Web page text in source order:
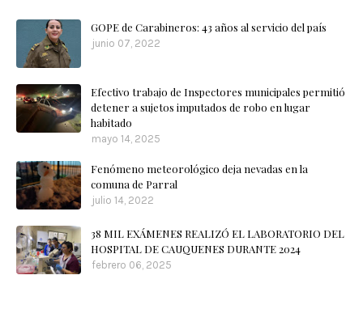
GOPE de Carabineros: 43 años al servicio del país
junio 07, 2022
Efectivo trabajo de Inspectores municipales permitió
detener a sujetos imputados de robo en lugar
habitado
mayo 14, 2025
Fenómeno meteorológico deja nevadas en la
comuna de Parral
julio 14, 2022
38 MIL EXÁMENES REALIZÓ EL LABORATORIO DEL
HOSPITAL DE CAUQUENES DURANTE 2024
febrero 06, 2025